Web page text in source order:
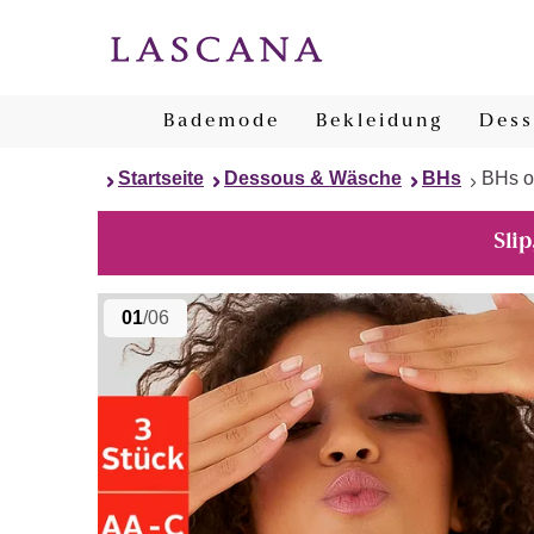
Bademode Bekleidung
Startseite Dessous & Wäsche BHs BHs
01/06